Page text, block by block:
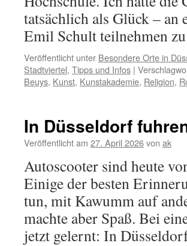
tatsächlich als Glück –
Emil Schult teilnehmen
Veröffentlicht unter Besondere Orte in
Stadtviertel, Tipps und Infos |
Beuys, Kunst, Kunstakademie, Religion,
In Düsseldorf
Veröffentlicht am 27. April 2026von ak
Autoscooter sind heute
Einige der besten
tun, mit Kawumm auf
machte aber Spaß. Bei
jetzt gelernt: In